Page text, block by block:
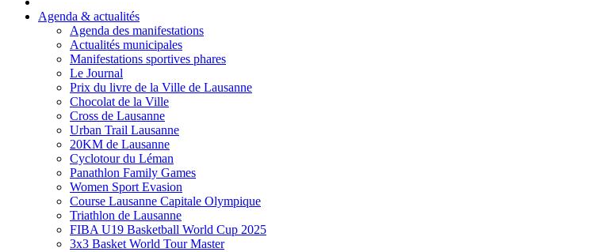
Agenda & actualités
Agenda des manifestations
Actualités municipales
Manifestations sportives phares
Le Journal
Prix du livre de la Ville de Lausanne
Chocolat de la Ville
Cross de Lausanne
Urban Trail Lausanne
20KM de Lausanne
Cyclotour du Léman
Panathlon Family Games
Women Sport Evasion
Course Lausanne Capitale Olympique
Triathlon de Lausanne
FIBA U19 Basketball World Cup 2025
3x3 Basket World Tour Master